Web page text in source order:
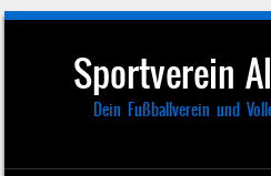
Sportverein
Dein Fußballverein und